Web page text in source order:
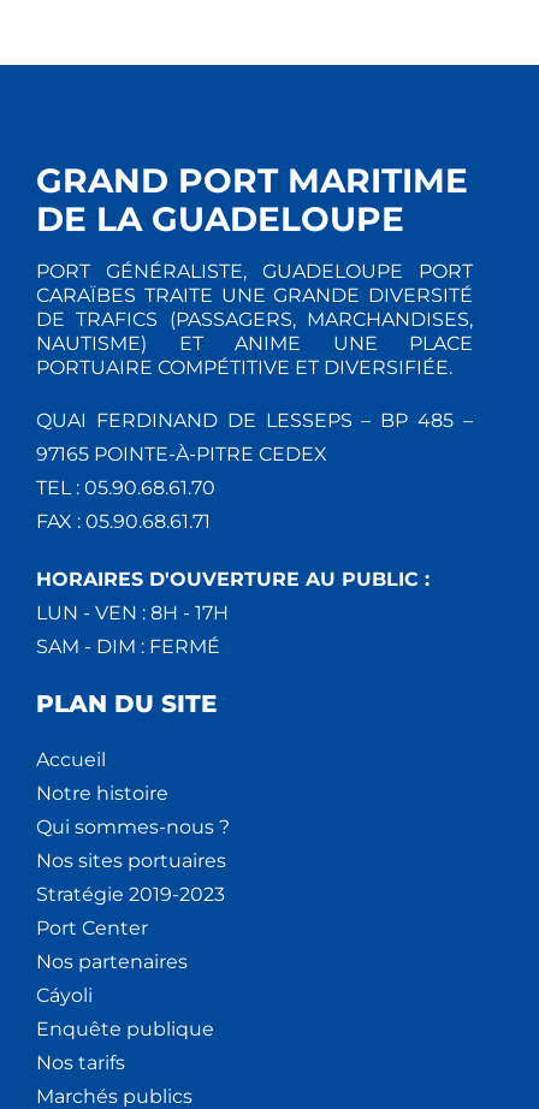
GRAND PORT MARITIME
DE LA GUADELOUPE
PORT GÉNÉRALISTE, GUADELOUPE PORT
CARAÏBES TRAITE UNE GRANDE DIVERSITÉ
DE TRAFICS (PASSAGERS, MARCHANDISES,
NAUTISME) ET ANIME UNE PLACE
PORTUAIRE COMPÉTITIVE ET DIVERSIFIÉE.
QUAI FERDINAND DE LESSEPS – BP 485 –
97165 POINTE-À-PITRE CEDEX
TEL : 05.90.68.61.70
FAX : 05.90.68.61.71
HORAIRES D'OUVERTURE AU PUBLIC :
LUN - VEN : 8H - 17H
SAM - DIM : FERMÉ
PLAN DU SITE
Accueil
Notre histoire
Qui sommes-nous ?
Nos sites portuaires
Stratégie 2019-2023
Port Center
Nos partenaires
Cáyoli
Enquête publique
Nos tarifs
Marchés publics